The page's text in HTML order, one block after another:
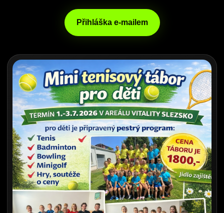
Přihláška e-mailem